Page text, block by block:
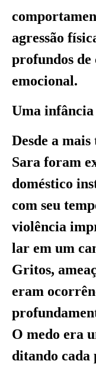
agressão
profundos de
emocional.
Uma
Desde a
Sara foram
doméstico
com seu
violência
lar em um
Gritos,
eram
O medo era
ditando cada